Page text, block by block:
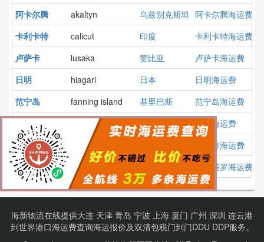
阿卡尔腾
akaltyn 乌兹别克斯坦 阿卡尔腾海运费
卡利卡特
calicut 印度
卡利卡特海运费
卢萨卡
lusaka 赞比亚
卢萨卡海运费
日明
hiagari 日本
日明海运费
范宁岛
fanning island 基里巴斯
范宁岛海运费
托梅
智利
托梅海运费
十月市
oktyjabrjiski
十月市海运费
克雷塔罗
queretaro 墨西哥 克雷塔罗海运费
海新物流在线提供大连 天津 青岛 宁波 上海 厦门 广州 深圳 连云港
到世界港口海运费查询海运报价及双清包税门到门DDU DDP服务。